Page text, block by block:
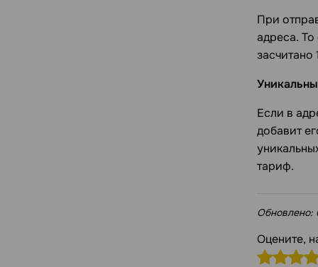
При
адреса.
Если в
добавит
тариф.
Обновлено:
Оцените,